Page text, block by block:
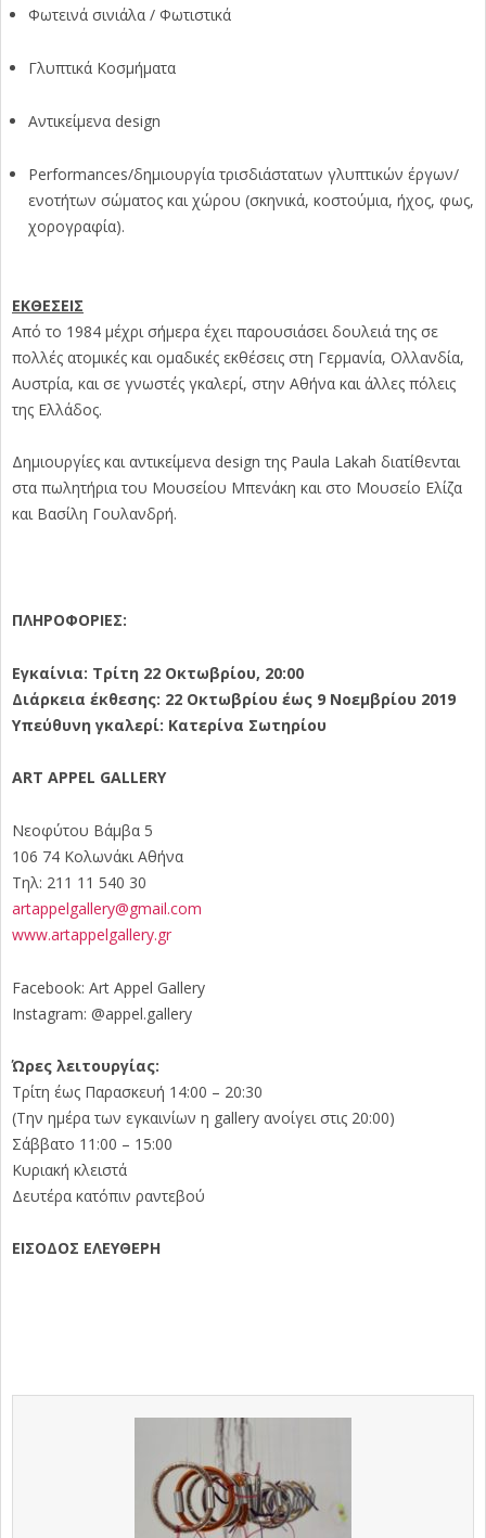
Φωτεινά σινιάλα / Φωτιστικά
Γλυπτικά Κοσμήματα
Αντικείμενα design
Performances/δημιουργία τρισδιάστατων γλυπτικών έργων/
ενοτήτων σώματος και χώρου (σκηνικά, κοστούμια, ήχος, φως,
χορογραφία).
ΕΚΘΕΣΕΙΣ
Από το 1984 μέχρι σήμερα έχει παρουσιάσει δουλειά της σε
πολλές ατομικές και ομαδικές εκθέσεις στη Γερμανία, Ολλανδία,
Αυστρία, και σε γνωστές γκαλερί, στην Αθήνα και άλλες πόλεις
της Ελλάδος.
Δημιουργίες και αντικείμενα design της Paula Lakah διατίθενται
στα πωλητήρια του Μουσείου Μπενάκη και στο Μουσείο Ελίζα
και Βασίλη Γουλανδρή.
ΠΛΗΡΟΦΟΡΙΕΣ:
Εγκαίνια: Τρίτη 22 Οκτωβρίου, 20:00
Διάρκεια έκθεσης: 22 Οκτωβρίου έως 9 Νοεμβρίου 2019
Υπεύθυνη γκαλερί: Κατερίνα Σωτηρίου
ART APPEL GALLERY
Νεοφύτου Βάμβα 5
106 74 Κολωνάκι Αθήνα
Τηλ: 211 11 540 30
artappelgallery@gmail.com
www.artappelgallery.gr
Facebook: Art Appel Gallery
Instagram: @appel.gallery
Ώρες λειτουργίας:
Τρίτη έως Παρασκευή 14:00 – 20:30
(Την ημέρα των εγκαινίων η gallery ανοίγει στις 20:00)
Σάββατο 11:00 – 15:00
Κυριακή κλειστά
Δευτέρα κατόπιν ραντεβού
ΕΙΣΟΔΟΣ ΕΛΕΥΘΕΡΗ